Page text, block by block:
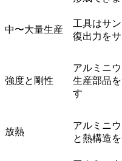
中〜大量生産
工具はサ
復出力を
強度と剛性
アルミニ
生産部品
す
放熱
アルミニ
と熱構造